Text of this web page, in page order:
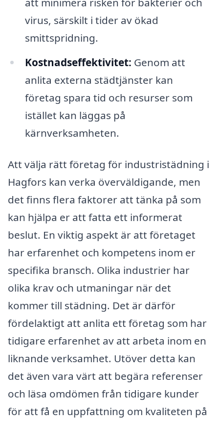
virus, särskilt i tider av ökad
smittspridning.
Kostnadseffektivitet: Genom att
anlita externa städtjänster kan
företag spara tid och resurser som
istället kan läggas på
kärnverksamheten.
Att välja rätt företag för industristädning i
Hagfors kan verka överväldigande, men
det finns flera faktorer att tänka på som
kan hjälpa er att fatta ett informerat
beslut. En viktig aspekt är att företaget
har erfarenhet och kompetens inom er
specifika bransch. Olika industrier har
olika krav och utmaningar när det
kommer till städning. Det är därför
fördelaktigt att anlita ett företag som har
tidigare erfarenhet av att arbeta inom en
liknande verksamhet. Utöver detta kan
det även vara värt att begära referenser
och läsa omdömen från tidigare kunder
för att få en uppfattning om kvaliteten på